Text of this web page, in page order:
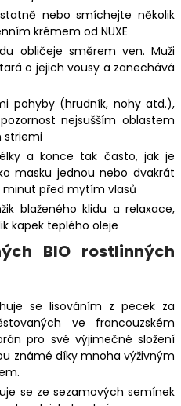
nebo smíchejte několik
krémem od NUXE
obličeje směrem ven. Muži
o jejich vousy a zanechává
pohyby (hrudník, nohy atd.),
nejsušším oblastem
striemi
a konce tak často, jak je
masku jednou nebo dvakrát
minut před mytím vlasů
blaženého klidu a relaxace,
kapek teplého oleje
BIO rostlinných
se lisováním z pecek za
ve francouzském
pro své výjimečné složení
známé díky mnoha výživným
se ze sezamových semínek